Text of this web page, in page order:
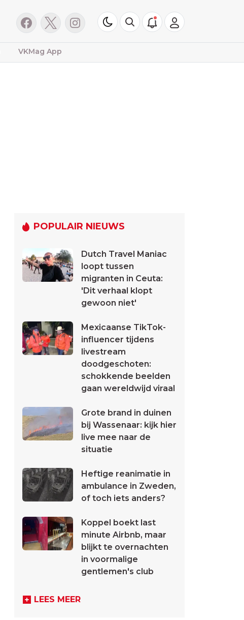
VKMag App
POPULAIR NIEUWS
Dutch Travel Maniac
loopt tussen
migranten in Ceuta:
'Dit verhaal klopt
gewoon niet'
Mexicaanse TikTok-
influencer tijdens
livestream
doodgeschoten:
schokkende beelden
gaan wereldwijd viraal
Grote brand in duinen
bij Wassenaar: kijk hier
live mee naar de
situatie
Heftige reanimatie in
ambulance in Zweden,
of toch iets anders?
Koppel boekt last
minute Airbnb, maar
blijkt te overnachten
in voormalige
gentlemen's club
LEES MEER